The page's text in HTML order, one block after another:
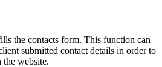
the contacts form. This function can
submitted contact details in order to
the website.